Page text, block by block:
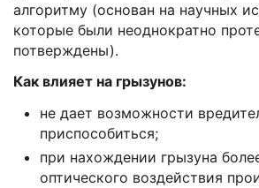
алгоритму (основан на научных
которые были неоднократно
потверждены).
Как влияет на грызунов:
не дает возможности
приспособиться;
при нахождении грызуна
оптического воздействия